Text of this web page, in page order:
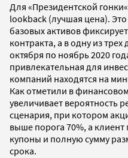
Для «Президентской
lookback (лучшая цена).
базовых активов
контракта, а в одну из
октября по ноябрь 2020
привлекательная для
компаний находятся на
Как отметили в
увеличивает вероятность
сценария, при котором
выше порога 70%, а
купоны и полную сумму
срока.